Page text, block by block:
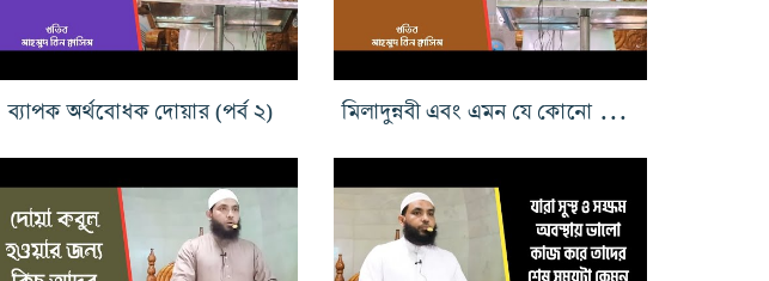
ব্যাপক অর্থবোধক দোয়ার (পর্ব ২)